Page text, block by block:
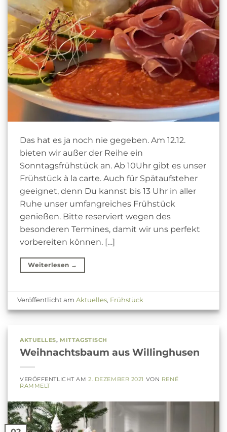
Das hat es ja noch nie gegeben. Am 12.12.
bieten wir außer der Reihe ein
Sonntagsfrühstück an. Ab 10Uhr gibt es unser
Frühstück à la carte. Auch für Spätaufsteher
geeignet, denn Du kannst bis 13 Uhr in aller
Ruhe unser umfangreiches Frühstück
genießen. Bitte reserviert wegen des
besonderen Termines, damit wir uns perfekt
vorbereiten können. […]
Weiterlesen →
Veröffentlicht amAktuelles, Frühstück
AKTUELLES, MITTAGSTISCH
Weihnachtsbaum aus Willinghusen
VERÖFFENTLICHT AM2. DEZEMBER 2021 VON RENÉ
RAMMELT